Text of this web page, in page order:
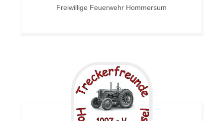
Freiwillige Feuerwehr Hommersum